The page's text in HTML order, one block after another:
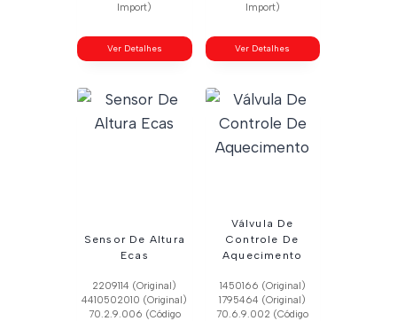
Import)
Ver Detalhes
Import)
Ver Detalhes
Sensor De Altura
Ecas
2209114 (Original)
4410502010 (Original)
70.2.9.006 (Código
Válvula De
Controle De
Aquecimento
1450166 (Original)
1795464 (Original)
70.6.9.002 (Código